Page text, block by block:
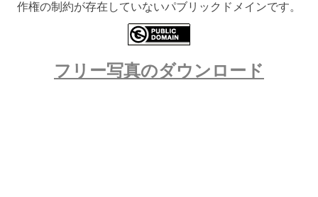
作権の制約が存在していないパブリックドメインです。
フリー写真のダウンロード